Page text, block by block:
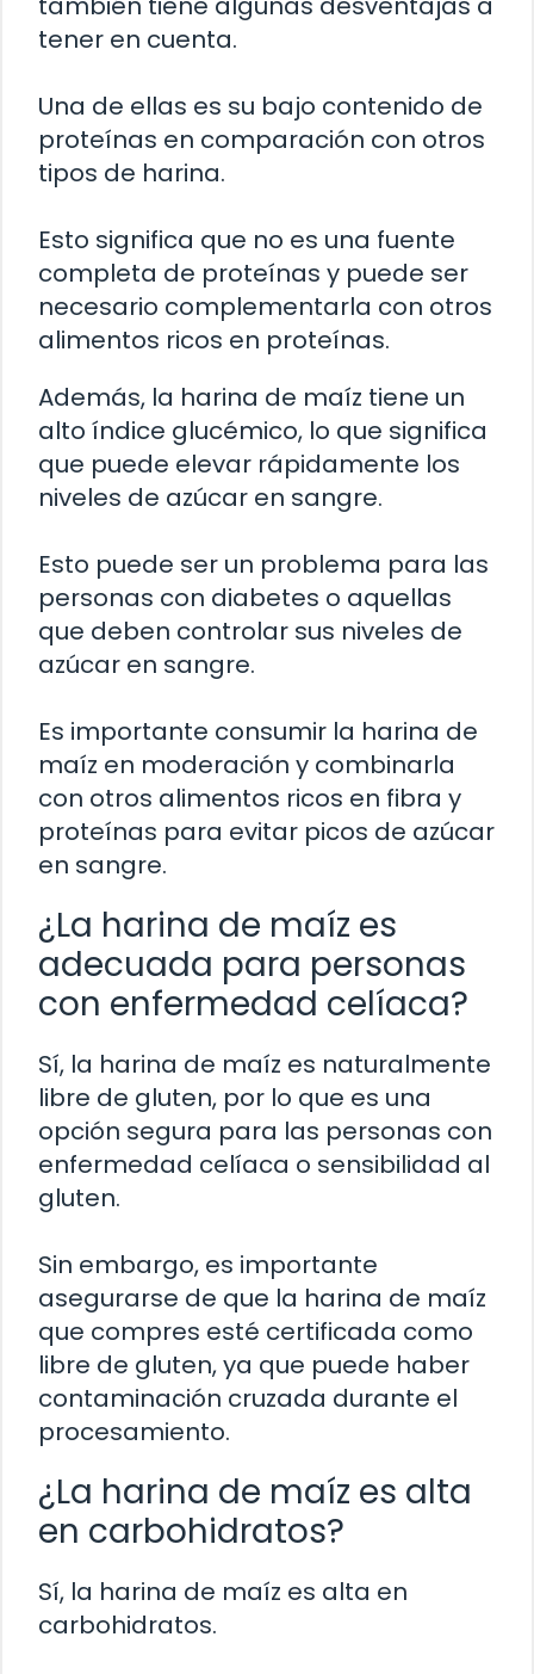
tener en cuenta.
Una de ellas es su bajo contenido de
proteínas en comparación con otros
tipos de harina.
Esto significa que no es una fuente
completa de proteínas y puede ser
necesario complementarla con otros
alimentos ricos en proteínas.
Además, la harina de maíz tiene un
alto índice glucémico, lo que significa
que puede elevar rápidamente los
niveles de azúcar en sangre.
Esto puede ser un problema para las
personas con diabetes o aquellas
que deben controlar sus niveles de
azúcar en sangre.
Es importante consumir la harina de
maíz en moderación y combinarla
con otros alimentos ricos en fibra y
proteínas para evitar picos de azúcar
en sangre.
¿La harina de maíz es
adecuada para personas
con enfermedad celíaca?
Sí, la harina de maíz es naturalmente
libre de gluten, por lo que es una
opción segura para las personas con
enfermedad celíaca o sensibilidad al
gluten.
Sin embargo, es importante
asegurarse de que la harina de maíz
que compres esté certificada como
libre de gluten, ya que puede haber
contaminación cruzada durante el
procesamiento.
¿La harina de maíz es alta
en carbohidratos?
Sí, la harina de maíz es alta en
carbohidratos.